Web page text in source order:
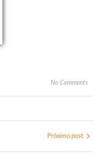
No Comments
Próximo post